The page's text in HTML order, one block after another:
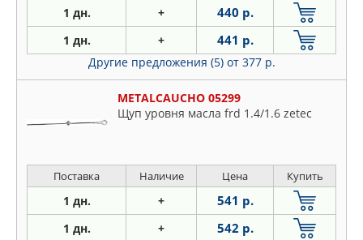
1 дн. + 440 р.
1 дн. + 441 р.
Другие предложения (5) от 377 р.
METALCAUCHO 05299
Щуп уровня масла frd 1.4/1.6 zetec
Поставка Наличие Цена Купить
1 дн. + 541 р.
1 дн. + 542 р.